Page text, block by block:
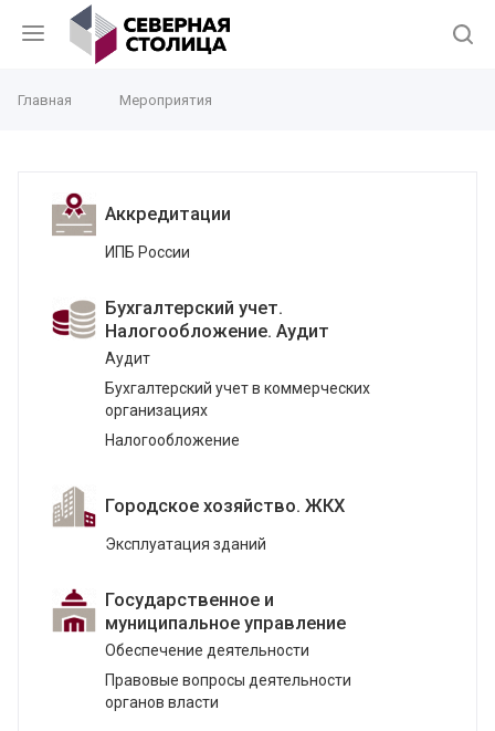
Главная Мероприятия
Аккредитации
ИПБ России
Бухгалтерский учет.
Налогообложение. Аудит
Аудит
Бухгалтерский учет в коммерческих
организациях
Налогообложение
Городское хозяйство. ЖКХ
Эксплуатация зданий
Государственное и
муниципальное управление
Обеспечение деятельности
Правовые вопросы деятельности
органов власти